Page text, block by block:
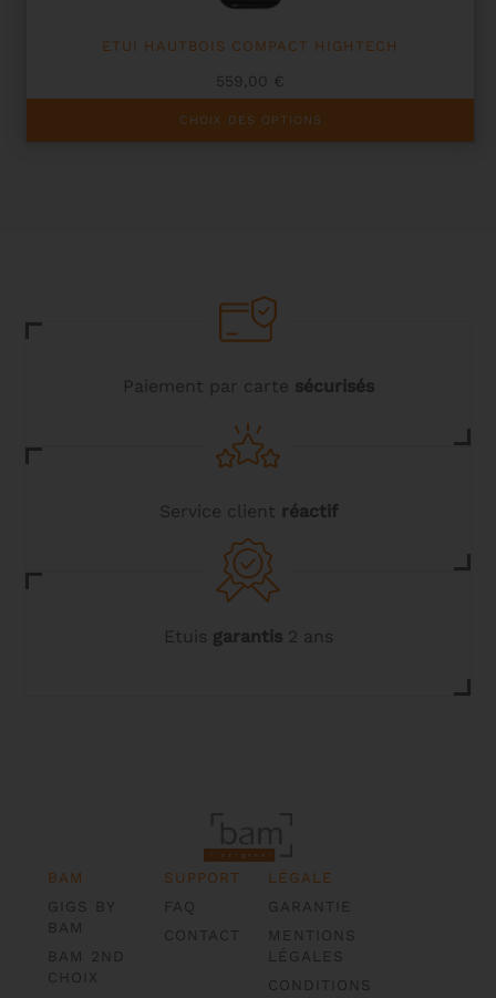
ETUI HAUTBOIS COMPACT HIGHTECH
559,00 €
CHOIX DES OPTIONS
a
sur
la
Paiement par carte sécurisés
Service client réactif
Etuis garantis2 ans
BAM
GIGS BY
BAM
BAM 2ND
CHOIX
SUPPORT
FAQ
CONTACT
LÉGALE
GARANTIE
MENTIONS
LÉGALES
CONDITIONS